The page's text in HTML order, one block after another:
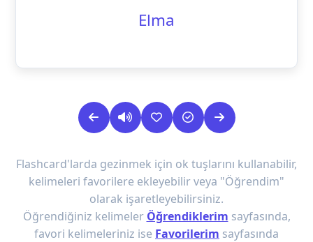
Elma
Flashcard'larda gezinmek için ok tuşlarını kullanabilir,
kelimeleri favorilere ekleyebilir veya "Öğrendim"
olarak işaretleyebilirsiniz.
Öğrendiğiniz kelimeler Öğrendiklerim sayfasında,
favori kelimeleriniz ise Favorilerim sayfasında